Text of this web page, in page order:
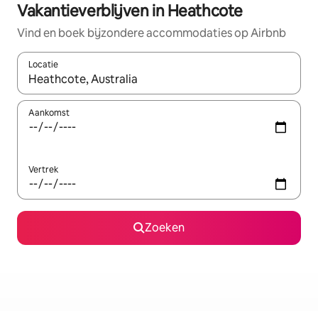
Vakantieverblijven in Heathcote
Vind en boek bijzondere accommodaties op Airbnb
Locatie
Wanneer er resultaten beschikbaar zijn, maak je een keuze
Aankomst
Vertrek
Zoeken